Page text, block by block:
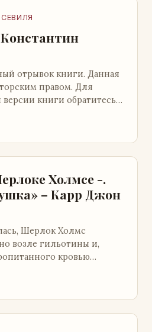
отрывок книги. Данная
правом. Для
книги обратитесь к
Холмсе -.
– Карр Джон
Шерлок Холмс
возле гильотины и,
кровью